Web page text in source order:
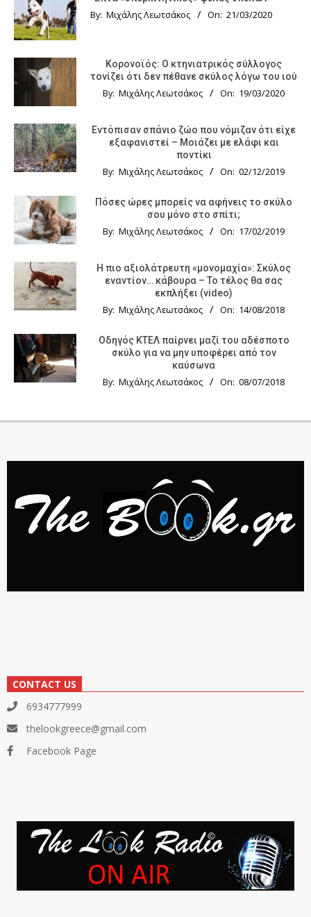
By: Μιχάλης Λεωτσάκος On: 21/03/2020
Κορονοϊός: Ο κτηνιατρικός σύλλογος
τονίζει ότι δεν πέθανε σκύλος λόγω του ιού
By: Μιχάλης Λεωτσάκος On: 19/03/2020
Εντόπισαν σπάνιο ζώο που νόμιζαν ότι είχε
εξαφανιστεί – Μοιάζει με ελάφι και
ποντίκι
By: Μιχάλης Λεωτσάκος On: 02/12/2019
Πόσες ώρες μπορείς να αφήνεις το σκύλο
σου μόνο στο σπίτι;
By: Μιχάλης Λεωτσάκος On: 17/02/2019
Η πιο αξιολάτρευτη «μονομαχία»: Σκύλος
εναντίον… κάβουρα – Το τέλος θα σας
εκπλήξει (video)
By: Μιχάλης Λεωτσάκος On: 14/08/2018
Οδηγός KTΕΛ παίρνει μαζί του αδέσποτο
σκύλο για να μην υποφέρει από τον
καύσωνα
By: Μιχάλης Λεωτσάκος On: 08/07/2018
CONTACT US
6934777999
thelookgreece@gmail.com
Facebook Page